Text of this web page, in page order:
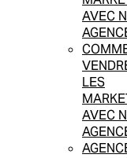
AVEC
LES
AVEC